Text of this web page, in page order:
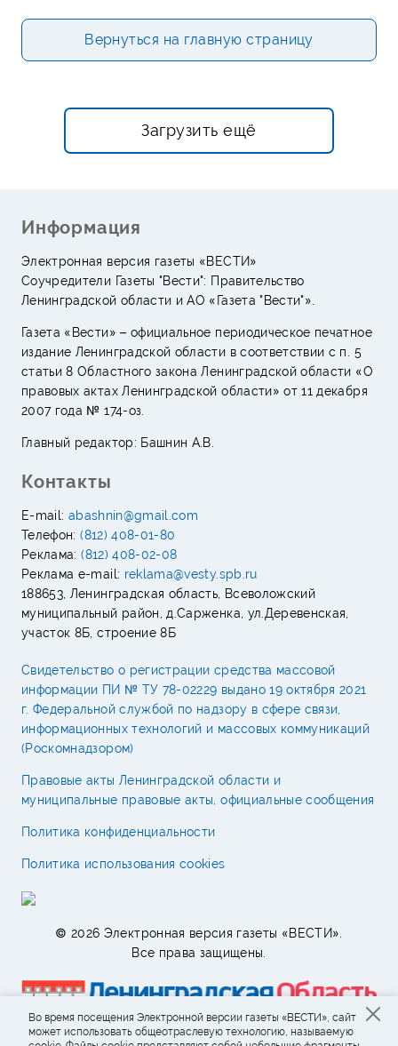
Вернуться на главную страницу
Загрузить ещё
Информация
Электронная версия газеты «ВЕСТИ»
Соучредители Газеты "Вести": Правительство
Ленинградской области и АО «Газета "Вести"».
Газета «Вести» – официальное периодическое печатное
издание Ленинградской области в соответствии с п. 5
статьи 8 Областного закона Ленинградской области «О
правовых актах Ленинградской области» от 11 декабря
2007 года № 174-оз.
Главный редактор: Башнин А.В.
Контакты
E-mail: abashnin@gmail.com
Телефон:(812) 408-01-80
Реклама:(812) 408-02-08
Реклама e-mail: reklama@vesty.spb.ru
188653, Ленинградская область, Всеволожский
муниципальный район, д.Сарженка, ул.Деревенская,
участок 8Б, строение 8Б
Свидетельство о регистрации средства массовой
информации ПИ № ТУ 78-02229 выдано 19 октября 2021
г. Федеральной службой по надзору в сфере связи,
информационных технологий и массовых коммуникаций
(Роскомнадзором)
Правовые акты Ленинградской области и
муниципальные правовые акты, официальные сообщения
Политика конфиденциальности
Политика использования cookies
© 2026 Электронная версия газеты «ВЕСТИ».
Все права защищены.
Во время посещения Электронной версии газеты «ВЕСТИ», сайт
может использовать общеотраслевую технологию, называемую